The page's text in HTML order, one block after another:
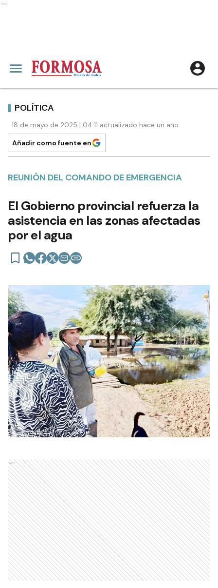
Ads
POLÍTICA
18 de mayo de 2025 | 04:11 actualizado hace un año
Añadir como fuente en
REUNIÓN DEL COMANDO DE EMERGENCIA
El Gobierno provincial refuerza la
asistencia en las zonas afectadas
por el agua
Ads